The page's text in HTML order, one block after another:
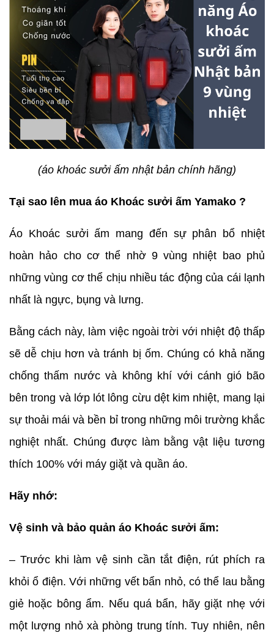
(áo khoác sưởi ấm nhật bản chính hãng)
Tại sao lên mua áo Khoác sưởi ấm Yamako ?
Áo Khoác sưởi ấm mang đến sự phân bổ nhiệt
hoàn hảo cho cơ thể nhờ 9 vùng nhiệt bao phủ
những vùng cơ thể chịu nhiều tác động của cái lạnh
nhất là ngực, bụng và lưng.
Bằng cách này, làm việc ngoài trời với nhiệt độ thấp
sẽ dễ chịu hơn và tránh bị ốm. Chúng có khả năng
chống thấm nước và không khí với cánh gió bão
bên trong và lớp lót lông cừu dệt kim nhiệt, mang lại
sự thoải mái và bền bỉ trong những môi trường khắc
nghiệt nhất. Chúng được làm bằng vật liệu tương
thích 100% với máy giặt và quần áo.
Hãy nhớ:
Vệ sinh và bảo quản áo Khoác sưởi ấm:
– Trước khi làm vệ sinh cần tắt điện, rút phích ra
khỏi ổ điện. Với những vết bẩn nhỏ, có thể lau bằng
giẻ hoặc bông ẩm. Nếu quá bẩn, hãy giặt nhẹ với
một lượng nhỏ xà phòng trung tính. Tuy nhiên, nên